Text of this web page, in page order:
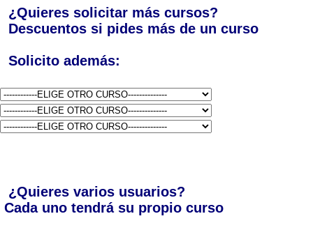
¿Quieres solicitar más cursos?
Descuentos si pides más de un curso
Solicito además:
¿Quieres varios usuarios?
Cada uno tendrá su propio curso